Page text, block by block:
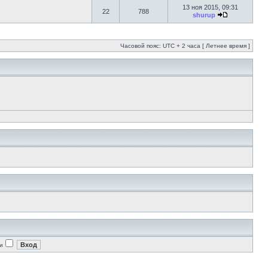
22 788
13 ноя 2015, 09:31
shurup
Часовой пояс: UTC + 2 часа [ Летнее время ]